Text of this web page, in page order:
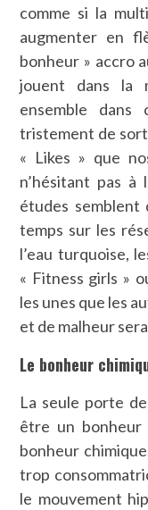
comme si la
augmenter en
bonheur » accro
jouent dans la
ensemble dans
tristement de
« Likes » que
n’hésitant pas à
études semblent
temps sur les
l’eau turquoise,
« Fitness girls »
les unes que les
et de malheur
Le bonheur
La seule porte
être un bonheur
bonheur
trop
le mouvement